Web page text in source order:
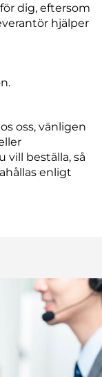
dig, eftersom
hjälper
oss, vänligen
vill beställa, så
enligt